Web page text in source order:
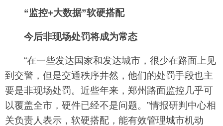
“监控+大数据”软硬搭配
今后非现场处罚将成为常态
“在一些发达国家和发达城市，很少在路面上见
到交警，但是交通秩序井然，他们的处罚手段也主
要是非现场处罚。近些年来，郑州路面监控几乎可
以覆盖全市，硬件已经不是问题。”情报研判中心相
关负责人表示，软硬搭配，能有效管理城市机动